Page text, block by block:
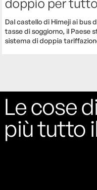
Dal castello di Himeji ai bus
tasse di soggiorno, il Paese
sistema di doppia
Le cose
più tutto